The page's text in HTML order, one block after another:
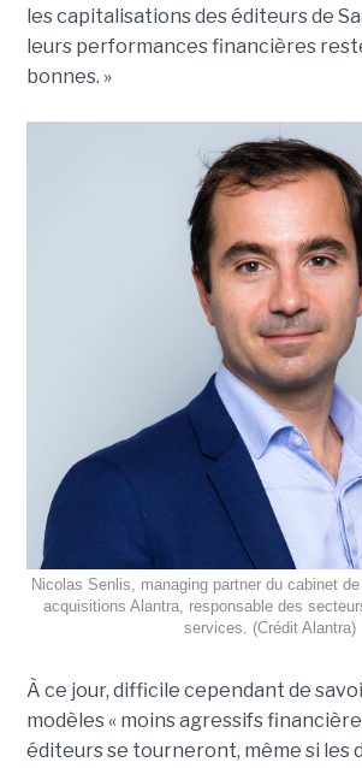
les capitalisations des éditeurs de
leurs performances financières
bonnes. »
Nicolas Senlis, managing partner du cabinet
acquisitions Alantra, responsable des
services. (Crédit Alantra)
À ce jour, difficile cependant de
modèles « moins agressifs
éditeurs se tourneront, même si les